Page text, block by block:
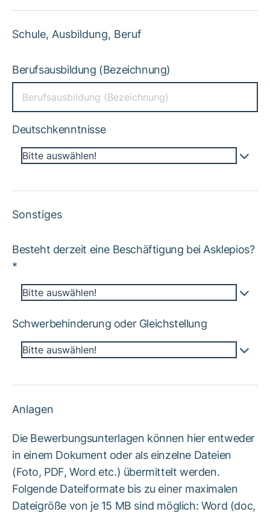
Schule, Ausbildung, Beruf
Berufsausbildung (Bezeichnung)
Deutschkenntnisse
Bitte auswählen!
Sonstiges
Besteht derzeit eine Beschäftigung bei Asklepios?
*
Bitte auswählen!
Schwerbehinderung oder Gleichstellung
Bitte auswählen!
Anlagen
Die Bewerbungsunterlagen können hier entweder
in einem Dokument oder als einzelne Dateien
(Foto, PDF, Word etc.) übermittelt werden.
Folgende Dateiformate bis zu einer maximalen
Dateigröße von je 15 MB sind möglich: Word (doc,